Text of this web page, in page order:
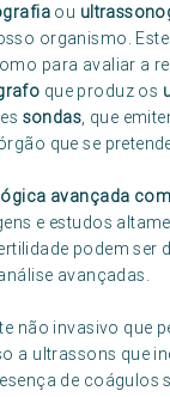
ou
organismo.
para avaliar a
que produz os
sondas, que
que se
avançada
e estudos
podem
avançadas.
não invasivo que
a ultrassons que
de coágulos